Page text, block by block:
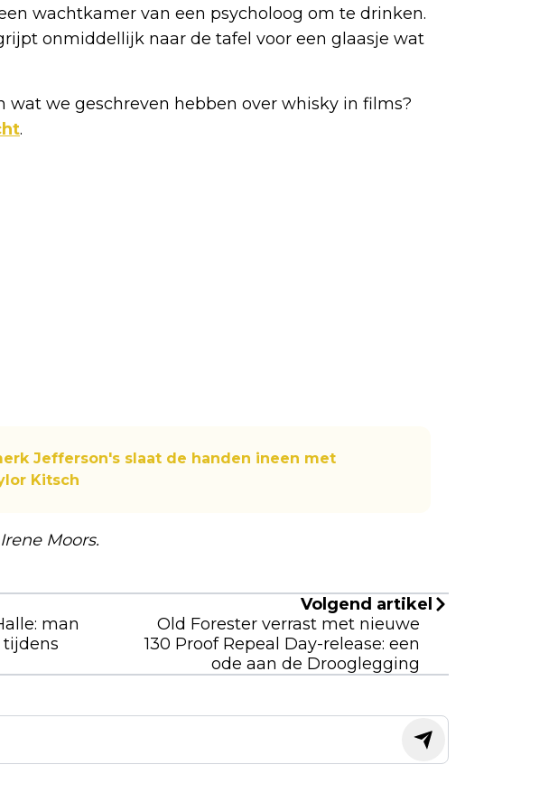
wachtkamer van een psycholoog om te drinken.
onmiddellijk naar de tafel voor een glaasje wat
wat we geschreven hebben over whisky in films?
.
Jefferson's slaat de handen ineen met
Kitsch
Moors.
man
Volgend artikel
Old Forester verrast met nieuwe
130 Proof Repeal Day-release: een
ode aan de Drooglegging